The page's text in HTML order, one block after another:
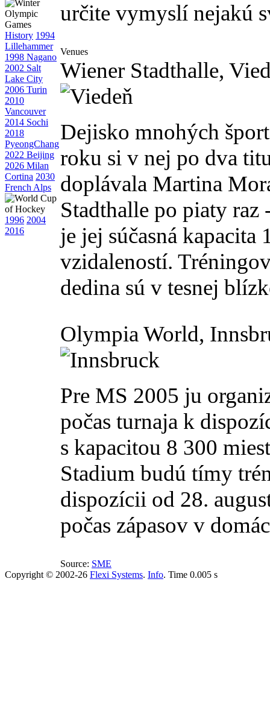
History 1994
Lillehammer
1998 Nagano
2002 Salt
Lake City
2006 Turin
2010
Vancouver
2014 Sochi
2018
PyeongChang
2022 Beijing
2026 Milan
Cortina 2030
French Alps
1996 2004
2016
určite vymyslí nejakú
Venues
Wiener Stadthalle,
Dejisko mnohých
roku si v nej po dva
doplávala Martina
Stadthalle po piaty
je jej súčasná
vzidaleností.
dedina sú v tesnej
Olympia World,
Pre MS 2005 ju
počas turnaja k
s kapacitou 8 300
Stadium budú tímy
dispozícii od 28.
počas zápasov v
Source: SME
Copyright © 2002-26 Flexi Systems. Info. Time 0.005 s